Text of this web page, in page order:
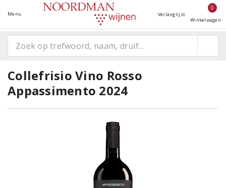
Menu Verlanglijst
0
Winkelwagen
Collefrisio Vino Rosso
Appassimento 2024